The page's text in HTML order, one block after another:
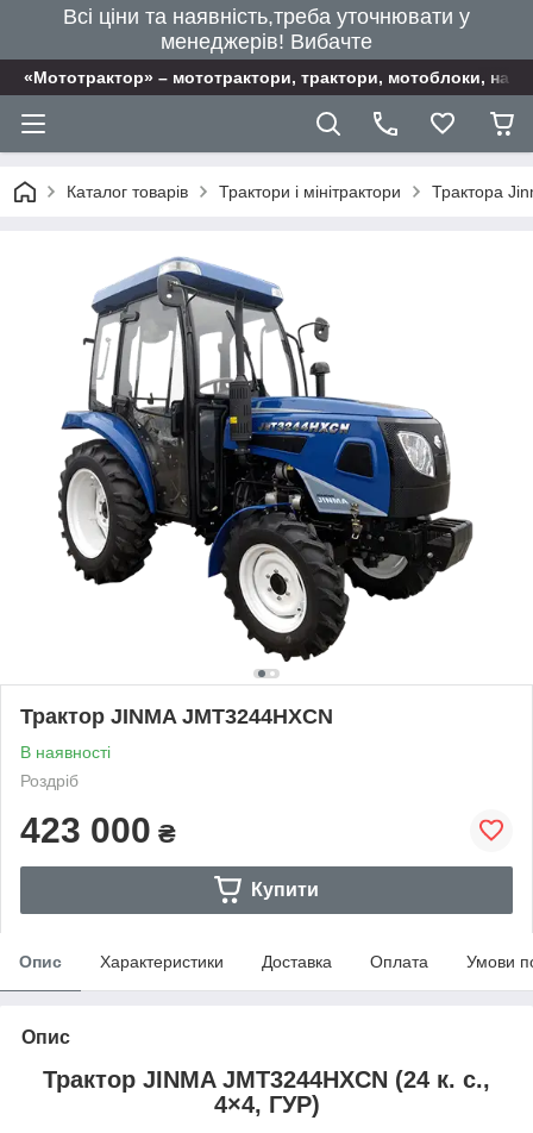
Всі ціни та наявність,треба уточнювати у
менеджерів! Вибачте
«Мототрактор» – мототрактори, трактори, мотоблоки,
Каталог товарів Трактори і мінітрактори Трактора
Трактор JINMA JMT3244HXCN
В наявності
Роздріб
423 000 ₴
Купити
Опис Характеристики Доставка Оплата Умови
Опис
Трактор JINMA JMT3244HXCN (24 к. с.,
4×4, ГУР)